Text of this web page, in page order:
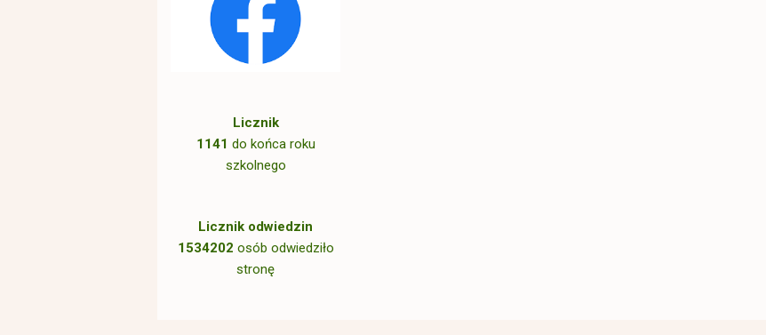
Licznik
1141 do końca roku
szkolnego
Licznik odwiedzin
1534202 osób odwiedziło
stronę